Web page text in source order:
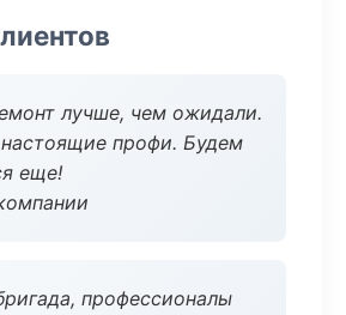
лучше, чем ожидали.
профи. Будем
еще!
профессионалы